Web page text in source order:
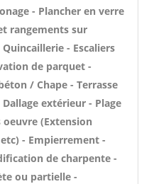
- Plancher en verre
rangements sur
- Escaliers
de parquet -
/ Chape - Terrasse
extérieur - Plage
oeuvre (Extension
- Empierrement -
de charpente -
ou partielle -